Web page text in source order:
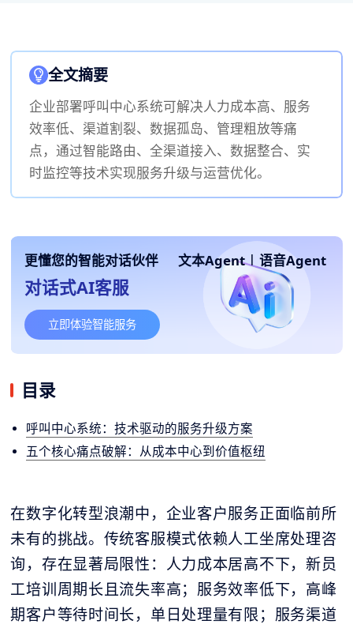
全文摘要
企业部署呼叫中心系统可解决人力成本高、服务
效率低、渠道割裂、数据孤岛、管理粗放等痛
点，通过智能路由、全渠道接入、数据整合、实
时监控等技术实现服务升级与运营优化。
更懂您的智能对话伙伴 文本Agent | 语音Agent
对话式AI客服
立即体验智能服务
目录
呼叫中心系统：技术驱动的服务升级方案
五个核心痛点破解：从成本中心到价值枢纽
在数字化转型浪潮中，企业客户服务正面临前所
未有的挑战。传统客服模式依赖人工坐席处理咨
询，存在显著局限性：人力成本居高不下，新员
工培训周期长且流失率高；服务效率低下，高峰
期客户等待时间长，单日处理量有限；服务渠道